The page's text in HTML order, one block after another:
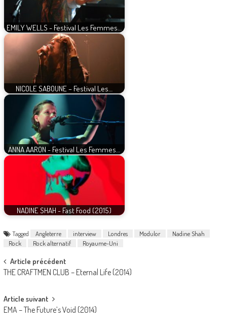
EMILY WELLS - Festival Les Femmes…
NICOLE SABOUNE – Festival Les…
ANNA AARON - Festival Les Femmes…
NADINE SHAH - Fast Food (2015)
Tagged Angleterre interview Londres Modulor
Nadine Shah
Rock
Rock alternatif Royaume-Uni
Post
navigation
Article précédent
THE CRAFTMEN CLUB – Eternal Life (2014)
Article suivant
EMA – The Future’s Void (2014)